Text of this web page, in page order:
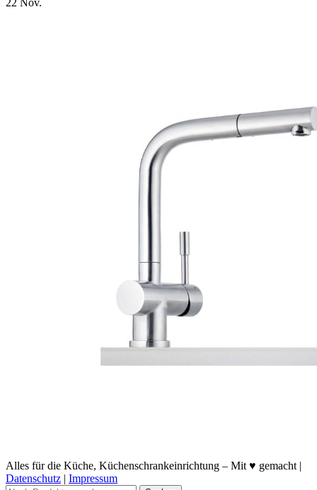
Alles für die Küche, Küchenschrankeinrichtung – Mit ♥ gemacht |
Datenschutz | Impressum